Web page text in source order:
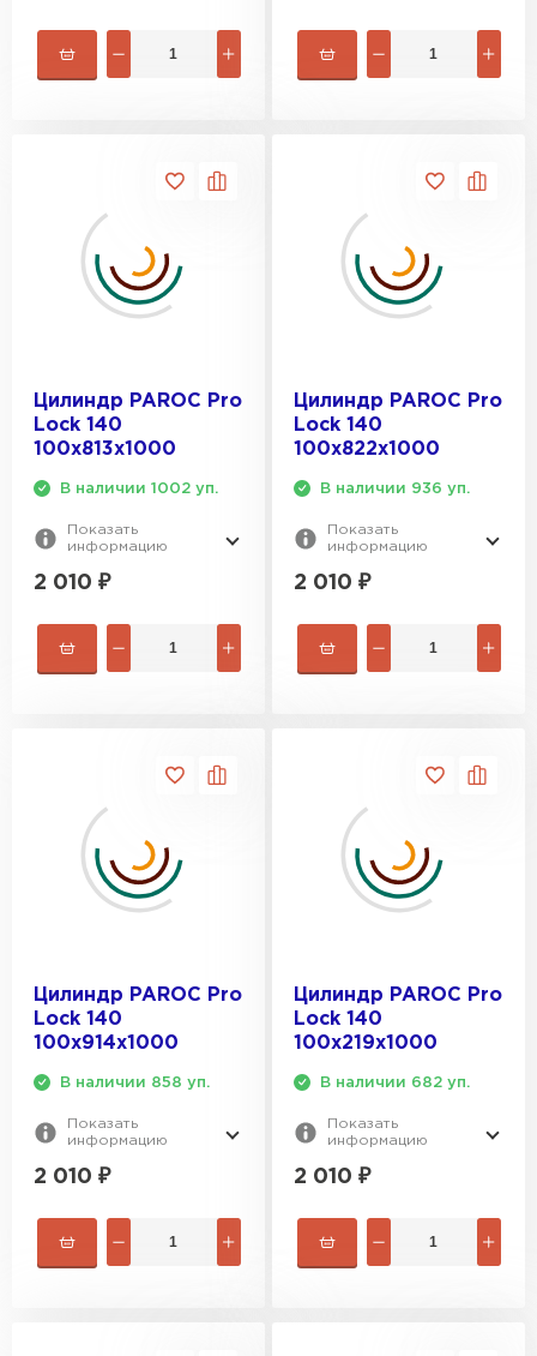
Цилиндр PAROC Pro
Lock 140
100х813х1000
В наличии 1002 уп.
Показать
информацию
2 010 ₽
Цилиндр PAROC Pro
Lock 140
100х822х1000
В наличии 936 уп.
Показать
информацию
2 010 ₽
Цилиндр PAROC Pro
Lock 140
100х914х1000
В наличии 858 уп.
Показать
информацию
2 010 ₽
Цилиндр PAROC Pro
Lock 140
100х219х1000
В наличии 682 уп.
Показать
информацию
2 010 ₽